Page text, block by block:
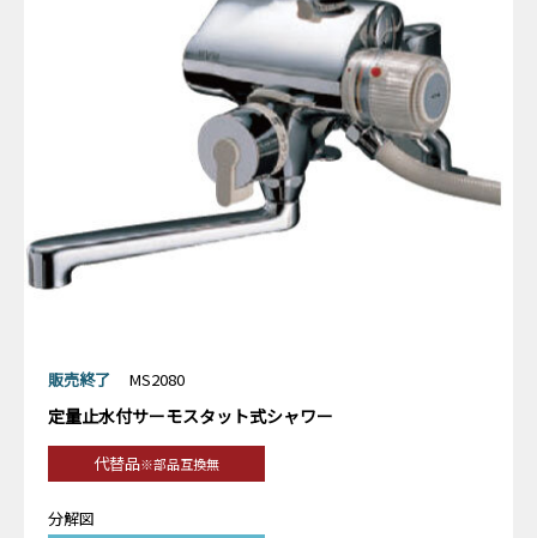
販売終了 MS2080
定量止水付サーモスタット式シャワー
代替品※部品互換無
分解図